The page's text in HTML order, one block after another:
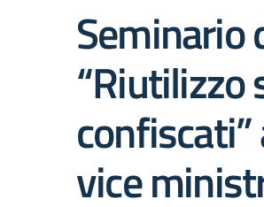
Seminario
“Riutilizzo
vice